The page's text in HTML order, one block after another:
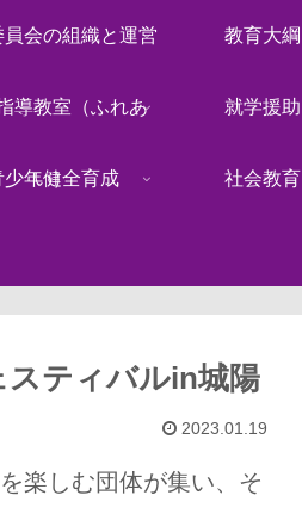
員会の組織と運営 教育大綱
導教室（ふれあ
い）
就学援助
少年健全育成 社会教育
スティバルin城陽
2023.01.19
楽しむ団体が集い、そ